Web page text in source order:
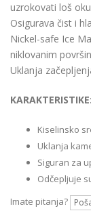
uzrokovati loš
Osigurava čist i
Nickel-safe Ice
niklovanim
Uklanja
KARAKTERISTIKE:
Kiselinsko
Uklanja
Siguran za
Odčepljuje
Imate pitanja?